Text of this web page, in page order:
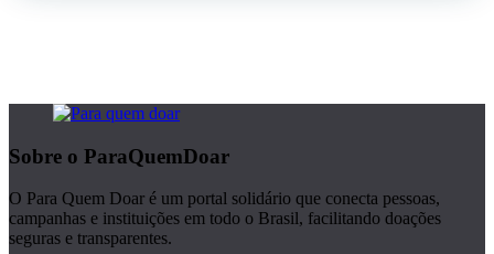
Sobre o ParaQuemDoar
O Para Quem Doar é um portal solidário que conecta pessoas,
campanhas e instituições em todo o Brasil, facilitando doações
seguras e transparentes.